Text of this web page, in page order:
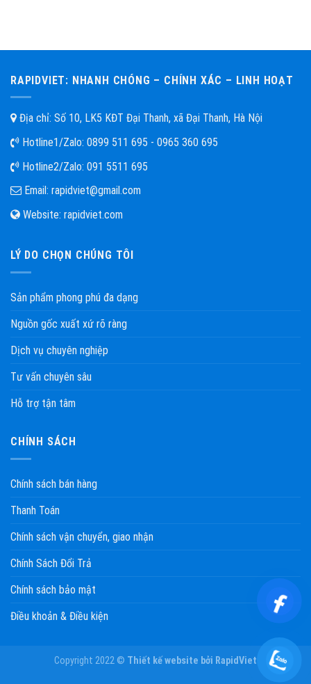
RAPIDVIET: NHANH CHÓNG – CHÍNH XÁC – LINH HOẠT
Địa chỉ: Số 10, LK5 KĐT Đại Thanh, xã Đại Thanh, Hà Nội
Hotline1/Zalo: 0899 511 695 - 0965 360 695
Hotline2/Zalo: 091 5511 695
Email: rapidviet@gmail.com
Website: rapidviet.com
LÝ DO CHỌN CHÚNG TÔI
Sản phẩm phong phú đa dạng
Nguồn gốc xuất xứ rõ ràng
Dịch vụ chuyên nghiệp
Tư vấn chuyên sâu
Hỗ trợ tận tâm
CHÍNH SÁCH
Chính sách bán hàng
Thanh Toán
Chính sách vận chuyển, giao nhận
Chính Sách Đổi Trả
Chính sách bảo mật
Điều khoản & Điều kiện
Copyright 2022 © Thiết kế website bởi RapidViet